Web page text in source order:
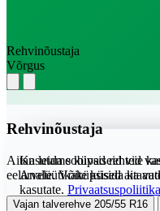
Rehvinõustaja
Võrgus
Rehvinõustaja
Aitan leida sobivad rehvid
eelarvele. Võite küsida ka
Vajan talverehve 205/55 R16
Kasutame küpsiseid teie
Analüütikaküpsised
kasutate. Privaatsuspoliitika